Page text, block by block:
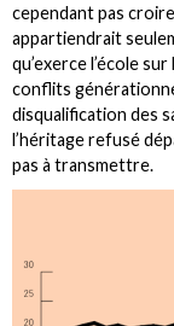
cependant pas
appartiendrait
qu’exerce l’école
conflits
disqualification des
l’héritage refusé
pas à transmettre.